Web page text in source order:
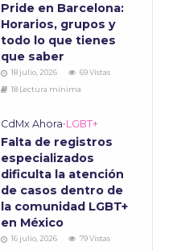
Pride en Barcelona:
Horarios, grupos y
todo lo que tienes
que saber
18 julio, 2026
69 Vistas
18 Lectura mínima
CdMx Ahora•LGBT+
Falta de registros
especializados
dificulta la atención
de casos dentro de
la comunidad LGBT+
en México
16 julio, 2026
79 Vistas